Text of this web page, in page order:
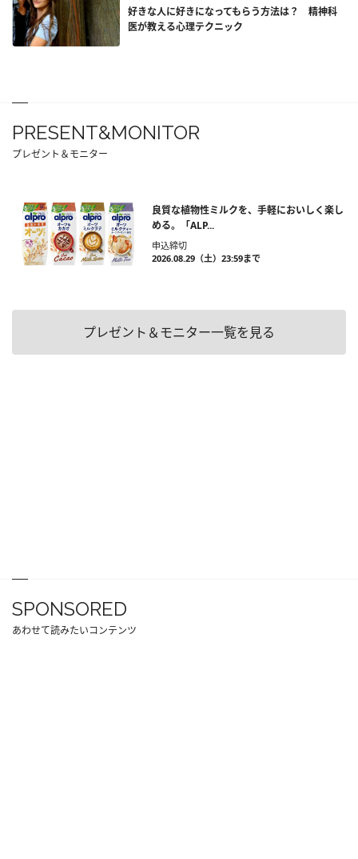
好きな人に好きになってもらう方法は？ 精神科
医が教える心理テクニック
PRESENT&MONITOR
プレゼント＆モニター
良質な植物性ミルクを、手軽においしく楽し
める。「ALP...
申込締切
2026.08.29（土）23:59まで
プレゼント＆モニター一覧を見る
SPONSORED
あわせて読みたいコンテンツ